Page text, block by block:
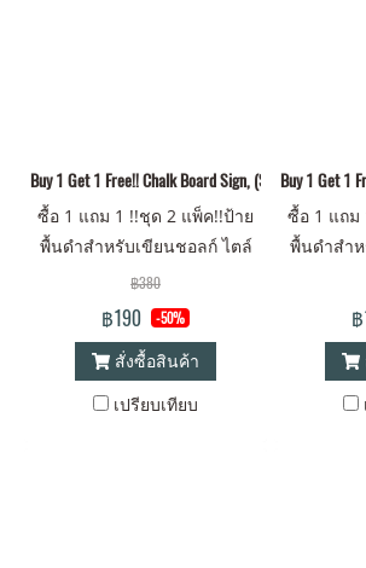
Buy 1 Get 1 Free!! Chalk Board Sign, (Set of 3 pcs.) x 2
ซื้อ 1 แถม 1 !!ชุด 2 แพ็ค!!ป้าย
พื้นดำสำหรับเขียนชอลก์ ไตล์
วินเทจ แบบตั้งโต๊ะ(เซต 3 ชิ้น) x
2 แพ็ค
฿380
฿190 -50%
สั่งซื้อสินค้า
เปรียบเทียบ
Buy 1 Get 1
ซื้อ 1 แถม
พื้นดำสำ
วินเทจ